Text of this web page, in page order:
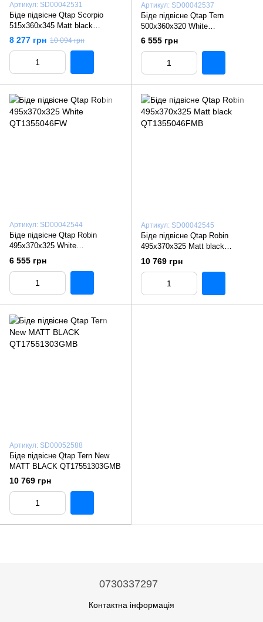
Артикул: SD00042531
Біде підвісне Qtap Scorpio
515x360x345 Matt black
QT1455053FMB
8 277 грн 10 094 грн
Артикул: SD00042537
Біде підвісне Qtap Tern
500x360x320 White
QT17551303GW
6 555 грн
Артикул: SD00042544
Біде підвісне Qtap Robin
495х370х325 White
QT1355046FW
6 555 грн
Артикул: SD00042545
Біде підвісне Qtap Robin
495х370х325 Matt black
QT1355046FMB
10 769 грн
Артикул: SD00052588
Біде підвісне Qtap Tern New
MATT BLACK QT17551303GMB
10 769 грн
0730337297
Контактна інформація